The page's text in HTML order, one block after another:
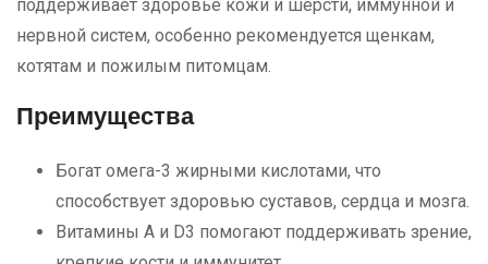
поддерживает здоровье кожи и шерсти, иммунной и
нервной систем, особенно рекомендуется щенкам,
котятам и пожилым питомцам.
Преимущества
Богат омега-3 жирными кислотами, что
способствует здоровью суставов, сердца и мозга.
Витамины A и D3 помогают поддерживать зрение,